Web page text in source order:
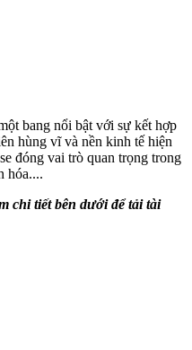
bang nổi bật với sự kết hợp
hùng vĩ và nền kinh tế hiện
đóng vai trò quan trọng trong
hóa....
chi tiết bên dưới để tải tài